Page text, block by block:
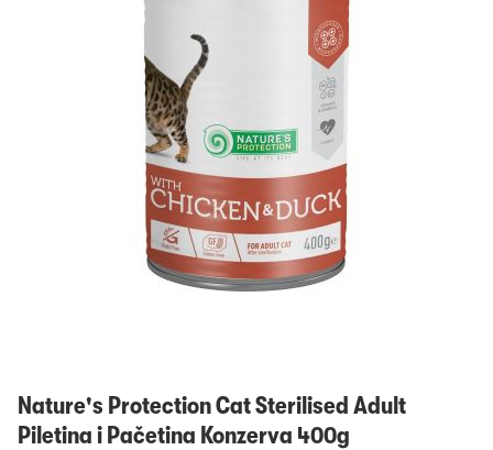
Nature's Protection Cat Sterilised Adult
Piletina i Pačetina Konzerva 400g